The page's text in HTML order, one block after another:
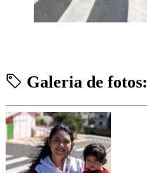
Galeria de fotos: